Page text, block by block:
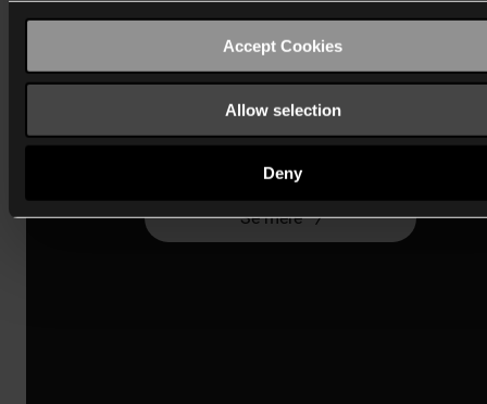
Accept Cookies
Allow selection
Deny
Niko Home Control
opnå bedre sikkerhed, komfort og energibesparelser.
Se mere